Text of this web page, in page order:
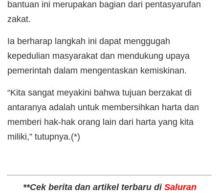
bantuan ini merupakan bagian dari pentasyarufan
zakat.
Ia berharap langkah ini dapat menggugah
kepedulian masyarakat dan mendukung upaya
pemerintah dalam mengentaskan kemiskinan.
“Kita sangat meyakini bahwa tujuan berzakat di
antaranya adalah untuk membersihkan harta dan
memberi hak-hak orang lain dari harta yang kita
miliki,” tutupnya.(*)
**Cek berita dan artikel terbaru di Saluran